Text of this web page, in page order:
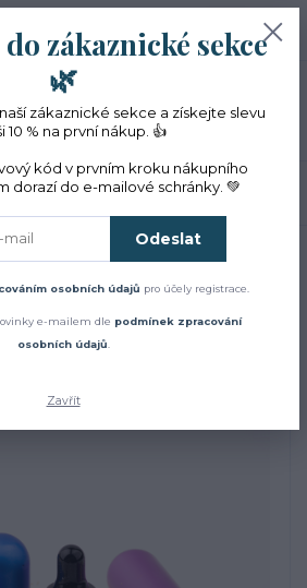
Menu
CZK
Hledat
0ks
0 Kč
Inhalační tyčinka s BIO levandulí
tyčinka s BIO
zákaznické sekce
🌿
zákaznické sekce a získejte slevu
10 % na první nákup. 👍
kód v prvním kroku nákupního
dorazí do e-mailové schránky. 💚
Odeslat
osobních údajů pro účely registrace.
e-mailem dle podmínek zpracování
osobních údajů
Zavřít